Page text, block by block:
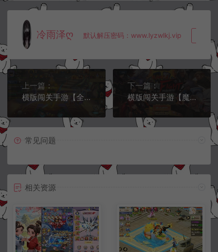
冷雨泽ღ 默认解压密码：www.lyzwlkj.vip
上一篇：
横版闯关手游【全明星之格斗之夜义斩天下】12月最新整理Linux手工服务端+xls表格+全功能管理后台+GM授权后台+安卓苹果双端+详细搭建教程+视频教程
下一篇：
横版闯关手游【魔神纪元阿拉德】12月最新整理Linux手工服务端+配套客户端源码+配套授权工具+WEB管理后台+安卓苹果双端+详细搭建教程
常见问题
相关资源